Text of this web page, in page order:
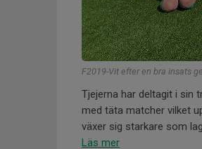
F2019-Vit efter en bra insats
Tjejerna har deltagit i sin
med täta matcher vilket
växer sig starkare som
Läs mer